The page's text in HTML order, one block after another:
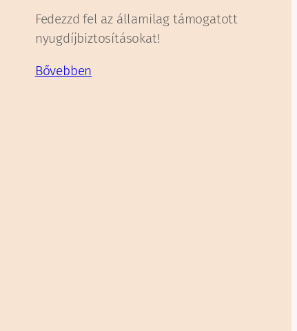
Fedezzd fel az államilag támogatott
nyugdíjbiztosításokat!
Bővebben